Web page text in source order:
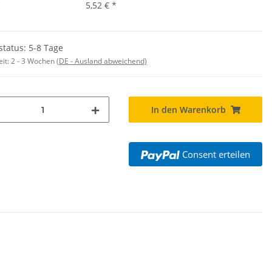
5,52 € *
5-8 Tage
2 - 3 Wochen(DE - Ausland abweichend)
In den Warenkorb
Consent erteilen
Inspire #190